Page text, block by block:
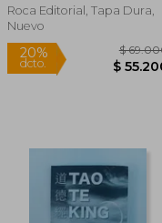
Roca Editorial, Tapa Dura,
Nuevo
20%